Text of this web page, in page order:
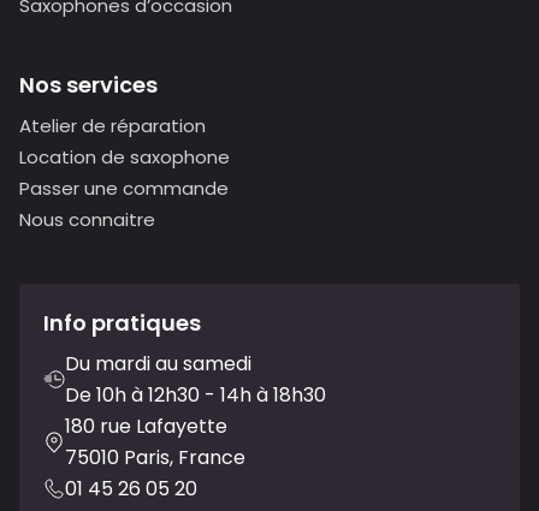
Nos services
Atelier de réparation
Location de saxophone
Passer une commande
Nous connaitre
Info pratiques
Du mardi au samedi
De 10h à 12h30 - 14h à 18h30
180 rue Lafayette
75010 Paris, France
01 45 26 05 20